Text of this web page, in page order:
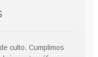
culto. Cumplimos